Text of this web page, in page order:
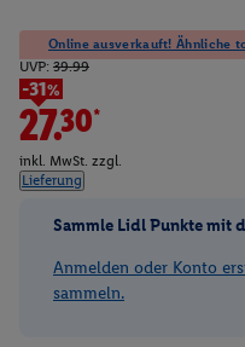
Online ausverkauft! Ähnliche
UVP: 39.99
-31%
27.30*
inkl. MwSt. zzgl.
Lieferung
Sammle Lidl Punkte mit
Anmelden oder Konto
sammeln.